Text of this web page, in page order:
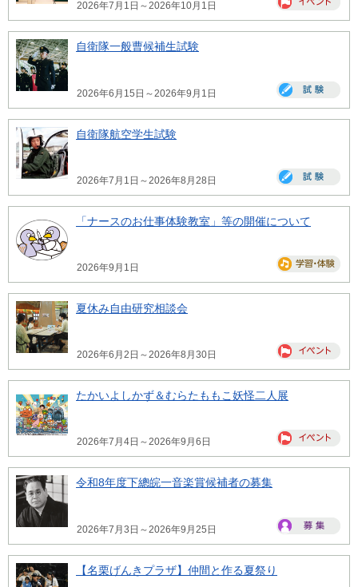
2026年7月1日～2026年10月1日
自衛隊一般曹候補生試験
2026年6月15日～2026年9月1日
自衛隊航空学生試験
2026年7月1日～2026年8月28日
「ナースのお仕事体験教室」等の開催について
2026年9月1日
夏休み自由研究相談会
2026年6月2日～2026年8月30日
たかいよしかず＆むらたももこ妖怪二人展
2026年7月4日～2026年9月6日
令和8年度下總皖一音楽賞候補者の募集
2026年7月3日～2026年9月25日
【名栗げんきプラザ】仲間と作る夏祭り